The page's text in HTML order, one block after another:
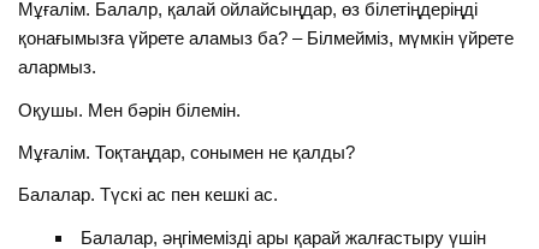
Мұғалім. Балалр, қалай ойлайсыңдар, өз білетіңдеріңді
қонағымызға үйрете аламыз ба? – Білмейміз, мүмкін үйрете
алармыз.
Оқушы. Мен бәрін білемін.
Мұғалім. Тоқтаңдар, сонымен не қалды?
Балалар. Түскі ас пен кешкі ас.
Балалар, әңгімемізді ары қарай жалғастыру үшін